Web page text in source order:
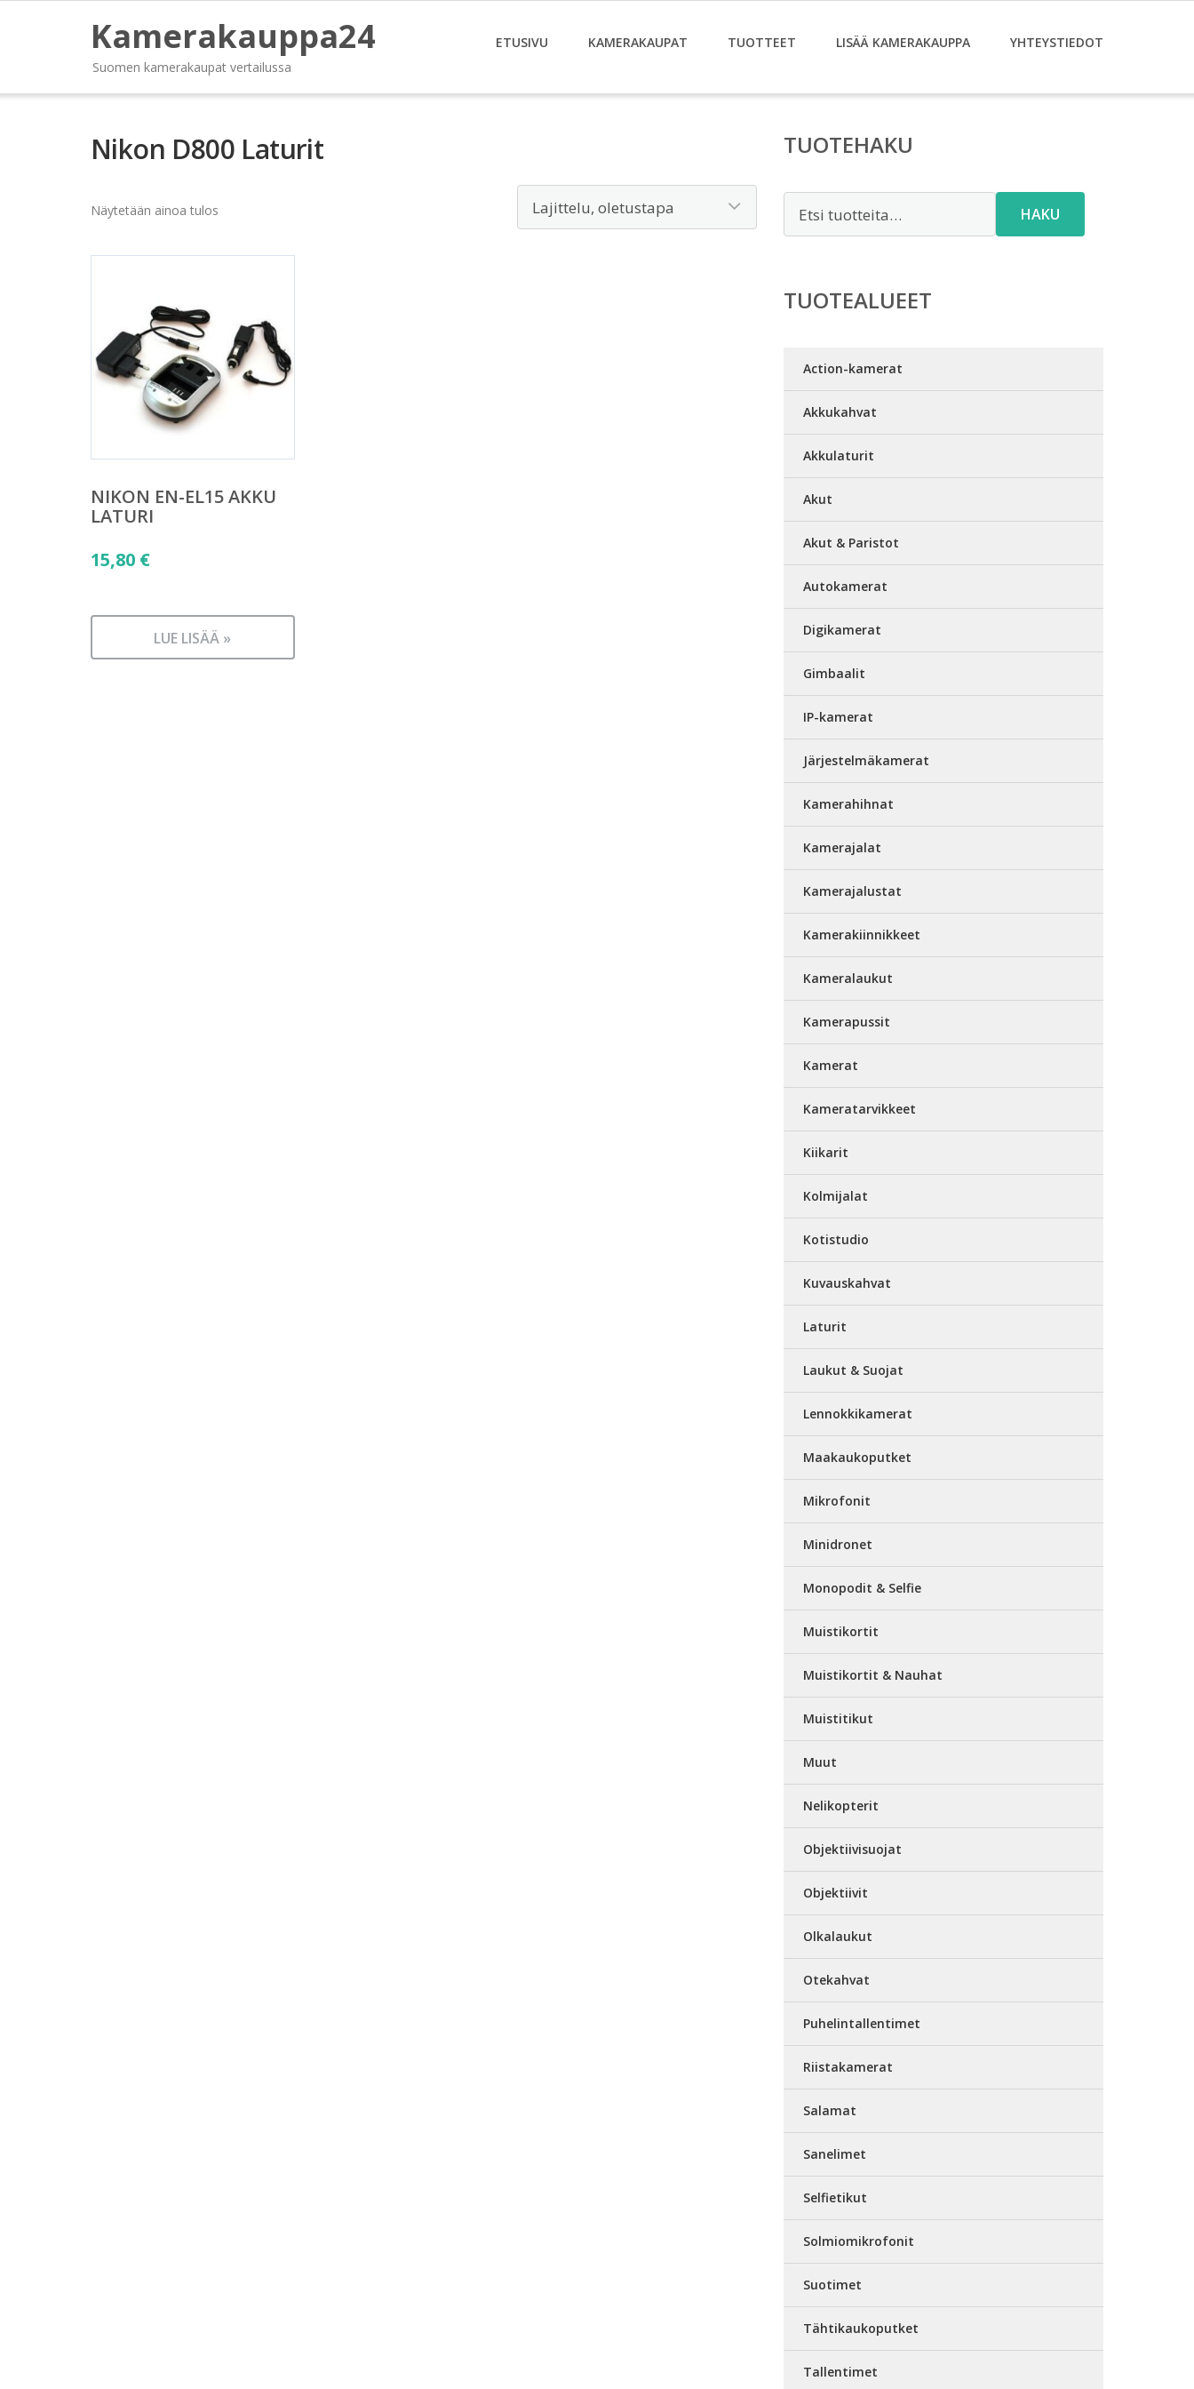
Kamerakauppa24
Suomen kamerakaupat vertailussa
ETUSIVU KAMERAKAUPAT TUOTTEET LISÄÄ KAMERAKAUPPA YHTEYSTIEDOT
Nikon D800 Laturit
Näytetään ainoa tulos
NIKON EN-EL15 AKKU
LATURI
15,80 €
LUE LISÄÄ »
TUOTEHAKU
HAKU
TUOTEALUEET
Action-kamerat
Akkukahvat
Akkulaturit
Akut
Akut & Paristot
Autokamerat
Digikamerat
Gimbaalit
IP-kamerat
Järjestelmäkamerat
Kamerahihnat
Kamerajalat
Kamerajalustat
Kamerakiinnikkeet
Kameralaukut
Kamerapussit
Kamerat
Kameratarvikkeet
Kiikarit
Kolmijalat
Kotistudio
Kuvauskahvat
Laturit
Laukut & Suojat
Lennokkikamerat
Maakaukoputket
Mikrofonit
Minidronet
Monopodit & Selfie
Muistikortit
Muistikortit & Nauhat
Muistitikut
Muut
Nelikopterit
Objektiivisuojat
Objektiivit
Olkalaukut
Otekahvat
Puhelintallentimet
Riistakamerat
Salamat
Sanelimet
Selfietikut
Solmiomikrofonit
Suotimet
Tähtikaukoputket
Tallentimet